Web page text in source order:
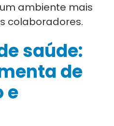
ambiente mais
colaboradores.
saúde:
de
e